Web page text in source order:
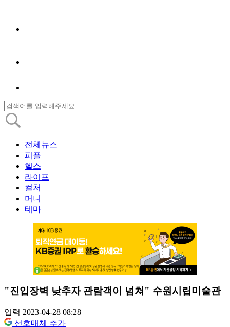
전체뉴스
피플
헬스
라이프
컬처
머니
테마
"진입장벽 낮추자 관람객이 넘쳐" 수원시립미술관
입력 2023-04-28 08:28
선호매체 추가